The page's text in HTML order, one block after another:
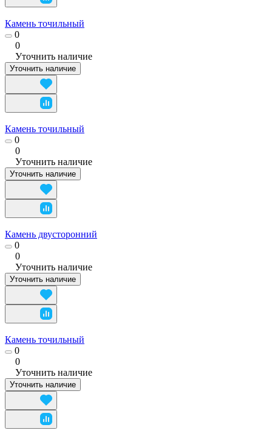
Камень точильный
0
0
Уточнить наличие
Уточнить наличие
Камень точильный
0
0
Уточнить наличие
Уточнить наличие
Камень двусторонний
0
0
Уточнить наличие
Уточнить наличие
Камень точильный
0
0
Уточнить наличие
Уточнить наличие